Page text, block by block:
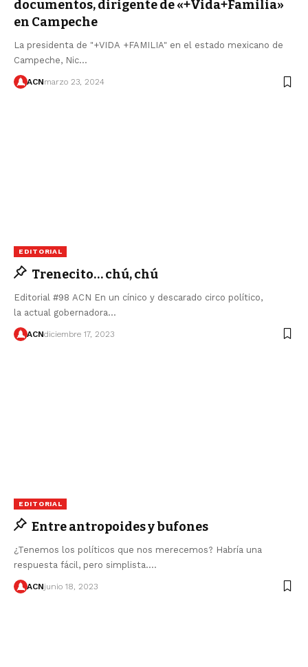
documentos, dirigente de «+Vida+Familia»
en Campeche
La presidenta de "+VIDA +FAMILIA" en el estado mexicano de
Campeche, Nic…
ACNmarzo 23, 2024
EDITORIAL
Trenecito… chú, chú
Editorial #98 ACN En un cínico y descarado circo político,
la actual gobernadora…
ACNdiciembre 17, 2023
EDITORIAL
Entre antropoides y bufones
¿Tenemos los políticos que nos merecemos? Habría una
respuesta fácil, pero simplista.…
ACNjunio 18, 2023